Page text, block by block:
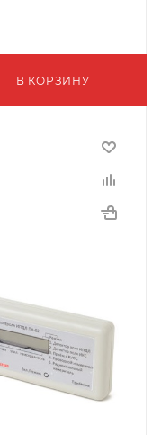
В КОРЗИНУ